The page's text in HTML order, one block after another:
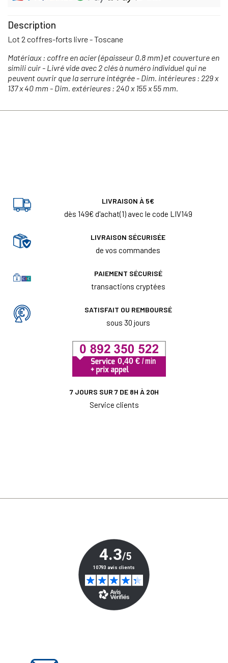
Description
Lot 2 coffres-forts livre - Toscane
Matériaux : coffre en acier (épaisseur 0,8 mm) et couverture en
simili cuir - Livré vide avec 2 clés à numéro individuel qui ne
peuvent ouvrir que la serrure intégrée - Dim. intérieures : 229 x
137 x 40 mm - Dim. extérieures : 240 x 155 x 55 mm.
LIVRAISON À 5€
dès 149€ d'achat(1) avec le code LIV149
LIVRAISON SÉCURISÉE
de vos commandes
PAIEMENT SÉCURISÉ
transactions cryptées
SATISFAIT OU REMBOURSÉ
sous 30 jours
7 JOURS SUR 7 DE 8H À 20H
Service clients